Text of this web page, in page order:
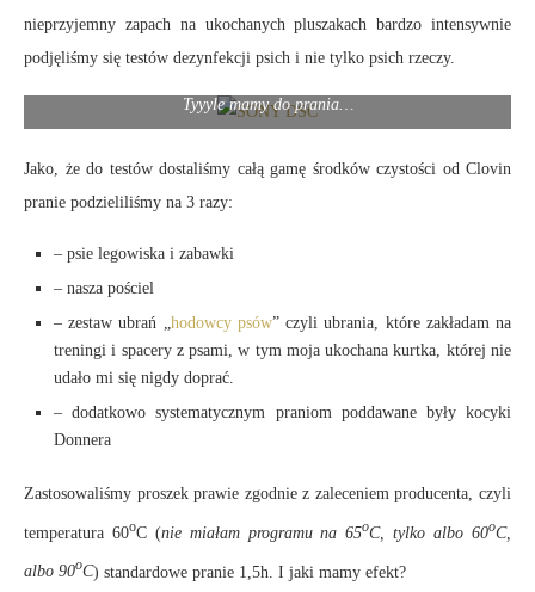
nieprzyjemny zapach na ukochanych pluszakach bardzo intensywnie
podjęliśmy się testów dezynfekcji psich i nie tylko psich rzeczy.
Tyyyle mamy do prania…
Jako, że do testów dostaliśmy całą gamę środków czystości od Clovin
pranie podzieliliśmy na 3 razy:
– psie legowiska i zabawki
– nasza pościel
– zestaw ubrań „hodowcy psów” czyli ubrania, które zakładam na
treningi i spacery z psami, w tym moja ukochana kurtka, której nie
udało mi się nigdy doprać.
– dodatkowo systematycznym praniom poddawane były kocyki
Donnera
Zastosowaliśmy proszek prawie zgodnie z zaleceniem producenta, czyli
temperatura 60oC (nie miałam programu na 65oC, tylko albo 60oC,
albo 90oC) standardowe pranie 1,5h. I jaki mamy efekt?